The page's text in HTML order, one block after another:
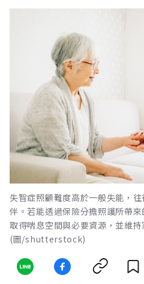
失智症照顧難度高於一般失能，
伴。若能透過保險分擔照護所帶
取得喘息空間與必要資源，並維持
(圖/shutterstock)